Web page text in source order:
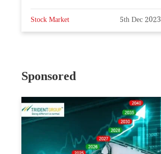
Stock Market 5th Dec 2023
Sponsored